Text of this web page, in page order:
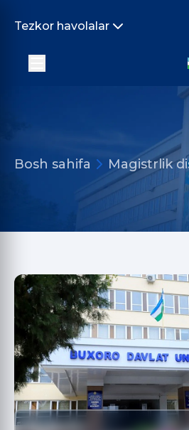
Tezkor havolalar
Bosh sahifa Magistrlik